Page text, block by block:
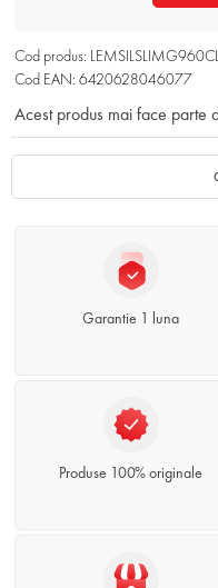
Cod produs: LEMSILSLIMG960CL
Cod EAN: 6420628046077
Acest produs mai face parte
Garantie 1 luna
Produse 100% originale